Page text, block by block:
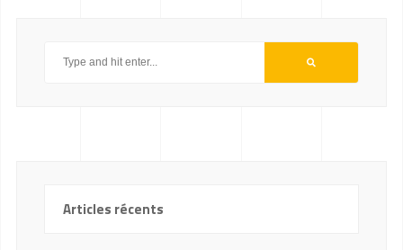
Articles récents